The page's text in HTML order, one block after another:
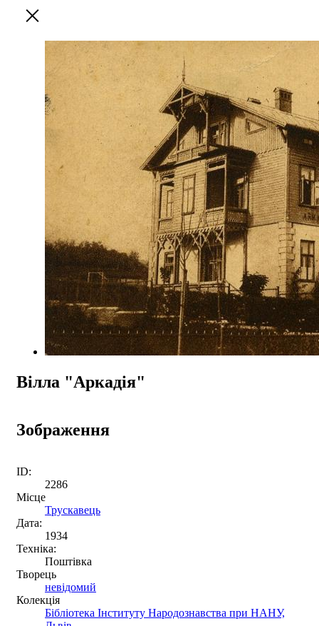
Вілла "Аркадія"
Зображення
ID:
2286
Місце
Трускавець
Дата:
1934
Техніка:
Поштівка
Творець
невідомий
Колекція
Бібліотека Інституту Народознавства при НАНУ,